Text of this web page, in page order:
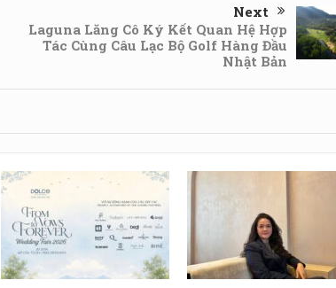
Next
Laguna Lăng Cô Ký Kết Quan Hệ Hợp
Tác Cùng Câu Lạc Bộ Golf Hàng Đầu
Nhật Bản